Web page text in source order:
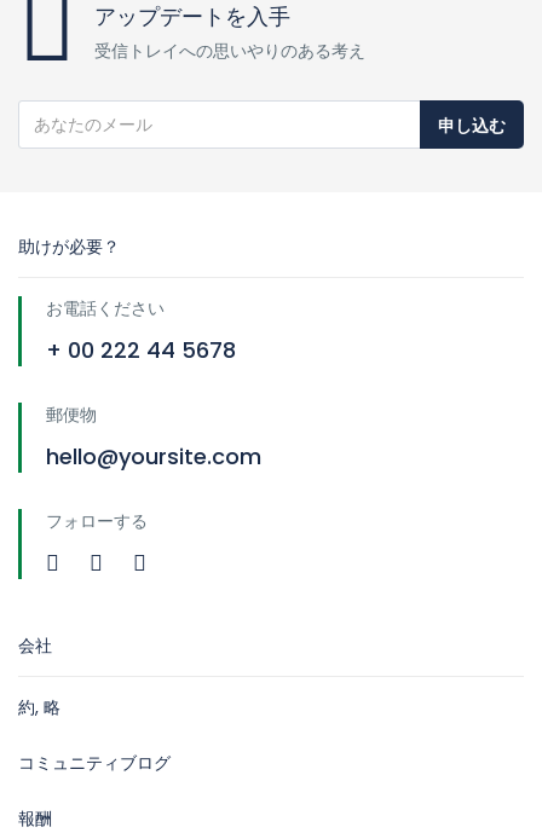
アップデートを入手
受信トレイへの思いやりのある考え
申し込む
助けが必要？
お電話ください
+ 00 222 44 5678
郵便物
hello@yoursite.com
フォローする
会社
約, 略
コミュニティブログ
報酬